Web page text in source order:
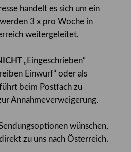
handelt es sich um ein
3 x pro Woche in
weitergeleitet.
„Eingeschrieben“
Einwurf“ oder als
beim Postfach zu
Annahmeverweigerung.
wünschen,
zu uns nach Österreich.